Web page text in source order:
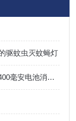
驱蚊虫灭蚊蝇灯
BJQ6070C手提式探照灯9W充电器4400毫安电池消防检修